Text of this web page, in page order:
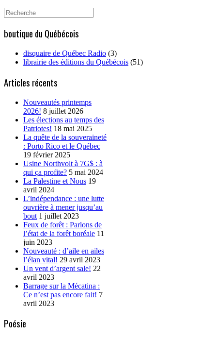
Search
for:
boutique du Québécois
disquaire de Québec Radio (3)
librairie des éditions du Québécois (51)
Articles récents
Nouveautés printemps
2026! 8 juillet 2026
Les élections au temps des
Patriotes! 18 mai 2025
La quête de la souveraineté
: Porto Rico et le Québec
19 février 2025
Usine Northvolt à 7G$ : à
qui ça profite? 5 mai 2024
La Palestine et Nous 19
avril 2024
L’indépendance : une lutte
ouvrière à mener jusqu’au
bout 1 juillet 2023
Feux de forêt : Parlons de
l’état de la forêt boréale 11
juin 2023
Nouveauté : d’aile en ailes
l’élan vital! 29 avril 2023
Un vent d’argent sale! 22
avril 2023
Barrage sur la Mécatina :
Ce n’est pas encore fait! 7
avril 2023
Poésie